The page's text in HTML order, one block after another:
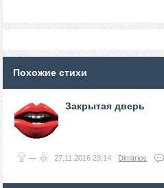
Похожие стихи
Закрытая дверь
— 27.11.201623:14 Dimitrios